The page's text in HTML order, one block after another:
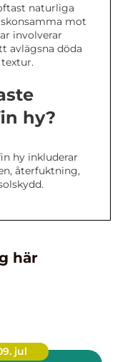
naturliga
mot
involverar
avlägsna döda
hy?
hy inkluderar
återfuktning,
här
jul